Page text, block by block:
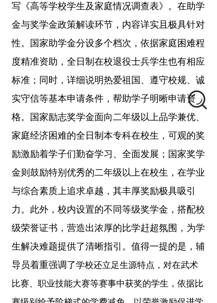
写《高等学校学生及家庭情况调查表》。在助学
金与奖学金政策解读环节，内容详实且极具针对
性。国家助学金分设多个档次，依据家庭困难程
度精准资助，全日制在校退役士兵学生也有相应
标准；同时，详细说明热爱祖国、遵守校规、诚
实守信等基本申请条件，帮助学子明晰申请资
格。国家励志奖学金面向二年级以上品学兼优、
家庭经济困难的全日制本专科在校生，可观的奖
励激励着学子们勤奋学习、全面发展；国家奖学
金则鼓励特别优秀的二年级以上在校生，在学业
与综合素质上追求卓越，其丰厚奖励极具吸引
力。此外，校内设置的不同等级奖学金，搭配校
级荣誉证书，营造出浓厚的比学赶超氛围，为学
生解决难题提供了清晰指引。值得一提的是，辅
导员着重强调了学校还立足生源特点，对在武术
比赛、职业技能大赛等赛事中获奖的学生，依据比